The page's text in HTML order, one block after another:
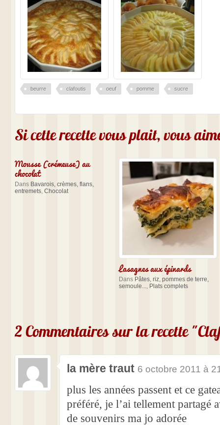
beurre clafoutis oeuf pomme sucre
Si cette recette vous plait, vous
Mousse (crémeuse) au
chocolat
Dans Bavarois, crèmes, flans,
entremets, Chocolat
Lasagnes aux épinards
Dans Pâtes, riz, pommes de terre,
semoule..., Plats complets
2 Commentaires sur la recette
la mère traut 6 octobre 2011 à
plus les années passent et ce
préféré, je l’ai tellement partagé
de souvenirs ma jo adorée